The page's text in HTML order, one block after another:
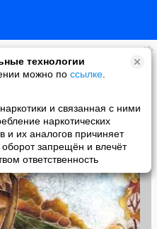
технологии
можно по ссылке
и связанная с ними
наркотических
и их аналогов причиняет
запрещён и влечёт
ответственность